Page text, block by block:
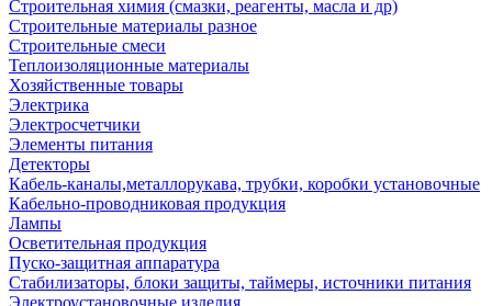
Строительная химия (смазки, реагенты, масла и др)
Строительные материалы разное
Строительные смеси
Теплоизоляционные материалы
Хозяйственные товары
Электрика
Электросчетчики
Элементы питания
Детекторы
Кабель-каналы,металлорукава, трубки, коробки установочные
Кабельно-проводниковая продукция
Лампы
Осветительная продукция
Пуско-защитная аппаратура
Стабилизаторы, блоки защиты, таймеры, источники питания
Электроустановочные изделия